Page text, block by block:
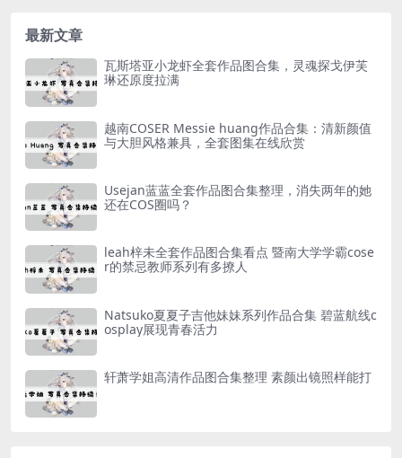
最新文章
瓦斯塔亚小龙虾全套作品图合集，灵魂探戈伊芙
琳还原度拉满
越南COSER Messie huang作品合集：清新颜值
与大胆风格兼具，全套图集在线欣赏
Usejan蓝蓝全套作品图合集整理，消失两年的她
还在COS圈吗？
leah梓未全套作品图合集看点 暨南大学学霸cose
r的禁忌教师系列有多撩人
Natsuko夏夏子吉他妹妹系列作品合集 碧蓝航线c
osplay展现青春活力
轩萧学姐高清作品图合集整理 素颜出镜照样能打